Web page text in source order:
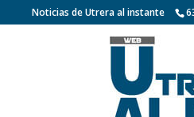
Noticias de Utrera al instante